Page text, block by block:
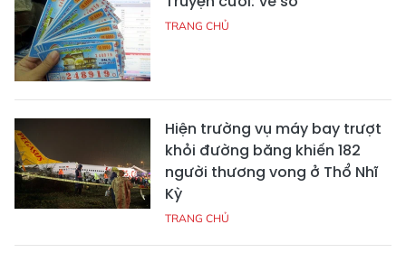
TRANG CHỦ
Hiện trường vụ máy bay trượt
khỏi đường băng khiến 182
người thương vong ở Thổ Nhĩ
Kỳ
TRANG CHỦ